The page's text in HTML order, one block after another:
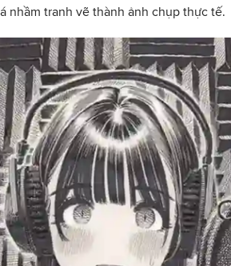
nhầm tranh vẽ thành ảnh chụp thực tế.